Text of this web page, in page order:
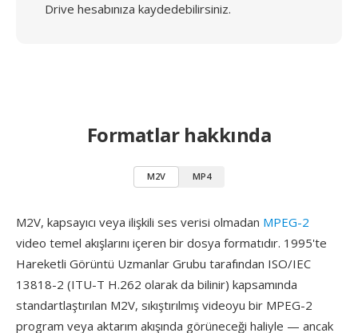
Drive hesabınıza kaydedebilirsiniz.
Formatlar hakkında
M2V MP4
M2V, kapsayıcı veya ilişkili ses verisi olmadan MPEG-2
video temel akışlarını içeren bir dosya formatıdır. 1995'te
Hareketli Görüntü Uzmanlar Grubu tarafından ISO/IEC
13818-2 (ITU-T H.262 olarak da bilinir) kapsamında
standartlaştırılan M2V, sıkıştırılmış videoyu bir MPEG-2
program veya aktarım akışında görüneceği haliyle — ancak